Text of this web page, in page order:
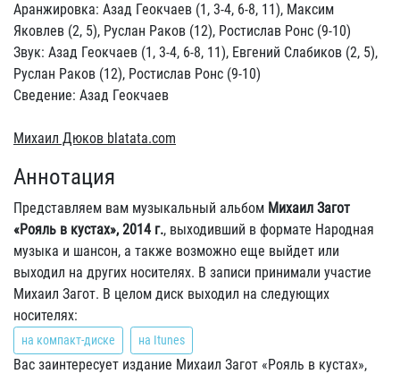
Аранжировка: Азад Геокчаев (1, 3-4, 6-8, 11), Максим
Яковлев (2, 5), Руслан Раков (12), Ростислав Ронс (9-10)
Звук: Азад Геокчаев (1, 3-4, 6-8, 11), Евгений Слабиков (2, 5),
Руслан Раков (12), Ростислав Ронс (9-10)
Сведение: Азад Геокчаев
Михаил Дюков blatata.com
Аннотация
Представляем вам музыкальный альбом Михаил Загот
«Рояль в кустах», 2014 г., выходивший в формате Народная
музыка и шансон, а также возможно еще выйдет или
выходил на других носителях. В записи принимали участие
Михаил Загот. В целом диск выходил на следующих
носителях:
на компакт-диске на Itunes
Вас заинтересует издание Михаил Загот «Рояль в кустах»,